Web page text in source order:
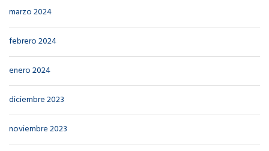
marzo 2024
febrero 2024
enero 2024
diciembre 2023
noviembre 2023